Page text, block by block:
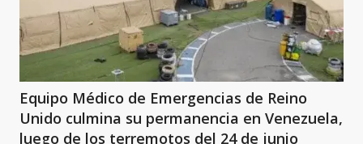
Equipo Médico de Emergencias de Reino
Unido culmina su permanencia en Venezuela,
luego de los terremotos del 24 de junio